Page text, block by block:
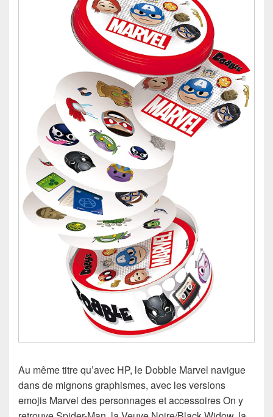
Au même titre qu’avec HP, le Dobble Marvel navigue
dans de mignons graphismes, avec les versions
emojis Marvel des personnages et accessoires On y